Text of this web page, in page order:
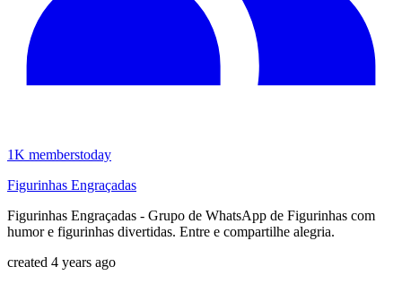
1K memberstoday
Figurinhas Engraçadas
Figurinhas Engraçadas - Grupo de WhatsApp de Figurinhas com
humor e figurinhas divertidas. Entre e compartilhe alegria.
created 4 years ago